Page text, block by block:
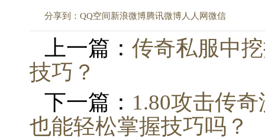
分享到： QQ空间新浪微博腾讯微博人人网微信
上一篇： 传奇私服中
技巧？
下一篇： 1.80攻击传
也能轻松掌握技巧吗？